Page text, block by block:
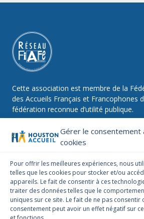
Gérer le consentement
cookies
Pour offrir les meilleures expériences, nous
telles que les cookies pour stocker et/ou
appareils. Le fait de consentir à ces
traiter des données telles que le
uniques sur ce site. Le fait de ne pas
consentement peut avoir un effet négatif sur
Cette association est membre de la
des Accueils Français et Francophones
fédération reconnue d’utilité publique.
NOUS SUIVRE
Facebook Instagram
NOUS CONTACTER
infos@houstonaccueil.org